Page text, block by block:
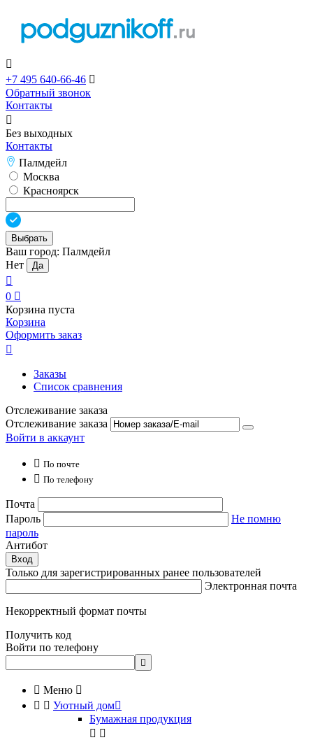

+7 495 640-66-46 
Обратный звонок
Контакты

Без выходных
Контакты
Палмдейл
Москва
Красноярск
Выбрать
Ваш город: Палмдейл
Нет
Да

0 
Корзина пуста
Корзина
Оформить заказ

Заказы
Список сравнения
Отслеживание заказа
Отслеживание заказа
Войти в аккаунт
 По почте
 По телефону
Почта
Пароль
Не помню
пароль
Антибот
Вход
Только для зарегистрированных ранее пользователей
Электронная почта
Некорректный формат почты
Получить код
Войти по телефону

 Меню 
  Уютный дом
Бумажная продукция
 